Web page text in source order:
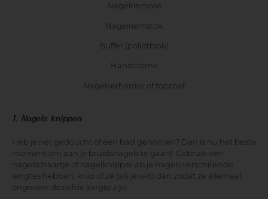
Nagelriemolie
Nagelriemstok
Buffer (polijstblok)
Handcrème
Nagelverharder of topcoat
1. Nagels knippen
Heb je net gedoucht of een bad genomen? Dan is nu het beste
moment om aan je bruidsnagels te gaan! Gebruik een
nagelschaartje of nagelknipper als je nagels verschillende
lengtes hebben, knip of ze (als je wilt) dan zodat ze allemaal
ongeveer dezelfde lengte zijn.